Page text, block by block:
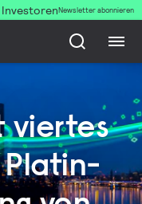
InvestorenNewsletter abonnieren
viertes